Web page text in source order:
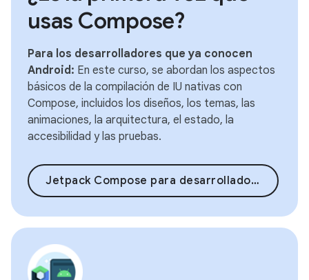
usas Compose?
Para los desarrolladores que ya conocen
Android: En este curso, se abordan los aspectos
básicos de la compilación de IU nativas con
Compose, incluidos los diseños, los temas, las
animaciones, la arquitectura, el estado, la
accesibilidad y las pruebas.
Jetpack Compose para desarrolladores de Android